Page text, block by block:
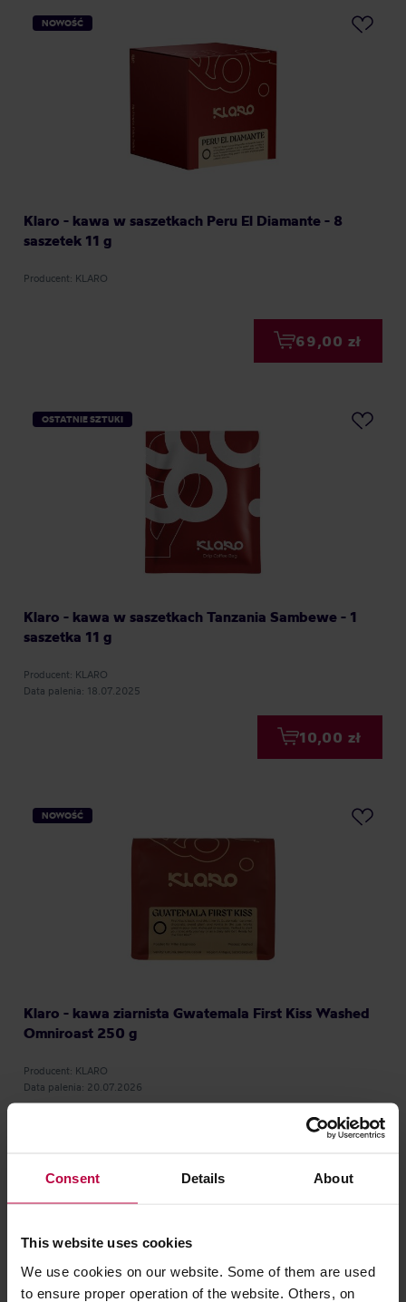
Consent Details About
This website uses cookies
We use cookies on our website. Some of them are used
to ensure proper operation of the website. Others, on
NOWOŚĆ
Klaro - kawa w saszetkach Peru El Diamante - 8
saszetek 11 g
Producent: KLARO
69,00 zł
OSTATNIE SZTUKI
Klaro - kawa w saszetkach Tanzania Sambewe - 1
saszetka 11 g
Producent: KLARO
Data palenia: 18.07.2025
10,00 zł
NOWOŚĆ
Klaro - kawa ziarnista Gwatemala First Kiss Washed
Omniroast 250 g
Producent: KLARO
Data palenia: 20.07.2026
68,00 zł